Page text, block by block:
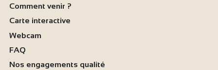
Comment venir ?
Carte interactive
Webcam
FAQ
Nos engagements qualité